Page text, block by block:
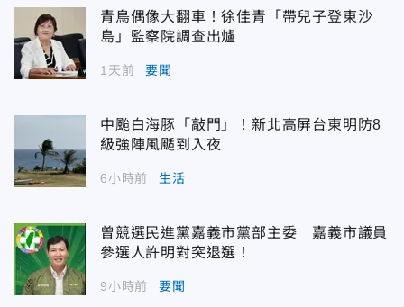
青鳥偶像大翻車！徐佳青「帶兒子登東沙
島」監察院調查出爐
1天前 要聞
中颱白海豚「敲門」！新北高屏台東明防8
級強陣風颳到入夜
6小時前 生活
曾競選民進黨嘉義市黨部主委 嘉義市議員
參選人許明對突退選！
9小時前 要聞